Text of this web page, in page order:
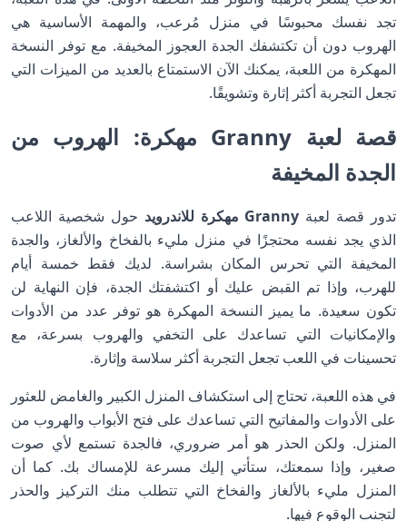
تجد نفسك محبوسًا في منزل مُرعب، والمهمة الأساسية هي
الهروب دون أن تكتشفك الجدة العجوز المخيفة. مع توفر النسخة
المهكرة من اللعبة، يمكنك الآن الاستمتاع بالعديد من الميزات التي
تجعل التجربة أكثر إثارة وتشويقًا.
قصة لعبة Granny مهكرة: الهروب من
الجدة المخيفة
تدور قصة لعبة Granny مهكرة للاندرويد
حول شخصية اللاعب
الذي يجد نفسه محتجزًا في منزل مليء بالفخاخ والألغاز، والجدة
المخيفة التي تحرس المكان بشراسة. لديك فقط خمسة أيام
للهرب، وإذا تم القبض عليك أو اكتشفتك الجدة، فإن النهاية لن
تكون سعيدة. ما يميز النسخة المهكرة هو توفر عدد من الأدوات
والإمكانيات التي تساعدك على التخفي والهروب بسرعة، مع
تحسينات في اللعب تجعل التجربة أكثر سلاسة وإثارة.
في هذه اللعبة، تحتاج إلى استكشاف المنزل الكبير والغامض للعثور
على الأدوات والمفاتيح التي تساعدك على فتح الأبواب والهروب من
المنزل. ولكن الحذر هو أمر ضروري، فالجدة تستمع لأي صوت
صغير، وإذا سمعتك، ستأتي إليك مسرعة للإمساك بك. كما أن
المنزل مليء بالألغاز والفخاخ التي تتطلب منك التركيز والحذر
لتجنب الوقوع فيها.